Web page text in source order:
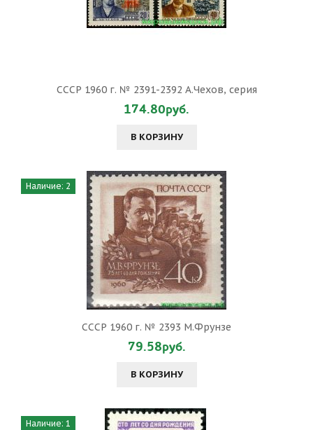
СССР 1960 г. № 2391-2392 А.Чехов, серия
174.80руб.
В КОРЗИНУ
Наличие: 2
СССР 1960 г. № 2393 М.Фрунзе
79.58руб.
В КОРЗИНУ
Наличие: 1